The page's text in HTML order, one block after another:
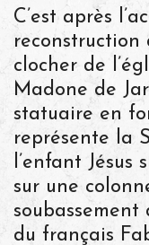
C’est après
clocher de
Madone de
statuaire en
représente la
l’enfant Jésus
sur une
soubassement
du français